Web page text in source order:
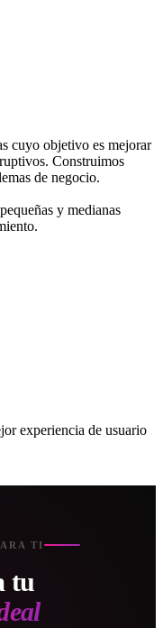
cuyo objetivo es mejorar
Construimos
de negocio.
y medianas
experiencia de usuario
TI
tu